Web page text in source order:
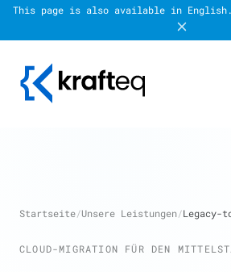
This page is also available in English.
Startseite/Unsere Leistungen/Legacy-
CLOUD-MIGRATION FÜR DEN